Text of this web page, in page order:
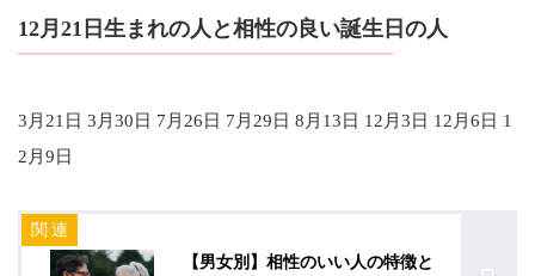
12月21日生まれの人と相性の良い誕生日の人
3月21日 3月30日 7月26日 7月29日 8月13日 12月3日 12月6日 1
2月9日
【男女別】相性のいい人の特徴と